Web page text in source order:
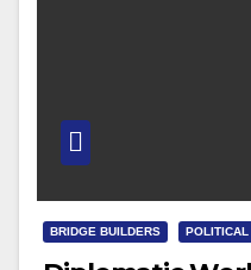
BRIDGE BUILDERS POLITICAL